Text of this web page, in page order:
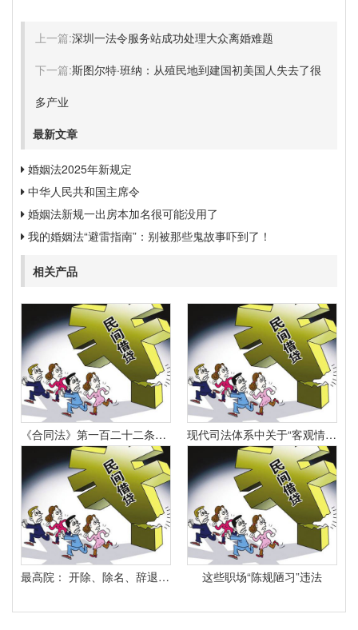
上一篇:深圳一法令服务站成功处理大众离婚难题
下一篇:斯图尔特·班纳：从殖民地到建国初美国人失去了很
多产业
最新文章
婚姻法2025年新规定
中华人民共和国主席令
婚姻法新规一出房本加名很可能没用了
我的婚姻法“避雷指南”：别被那些鬼故事吓到了！
相关产品
《合同法》第一百二十二条规定：“因当事人一方的违约行为侵害对方人身、财产权益的受损害方有权选择依照本法要求其承担违约责任或者依照其他法律要求其承担侵权责任。 现代司法体系中关于“客观情况出现重大变化”的法律规定有哪些
最高院： 开除、除名、辞退与解除劳动合同之间有什么区别？ 这些职场“陈规陋习”违法